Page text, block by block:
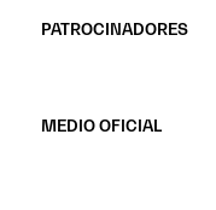
PATROCINADORES
MEDIO OFICIAL